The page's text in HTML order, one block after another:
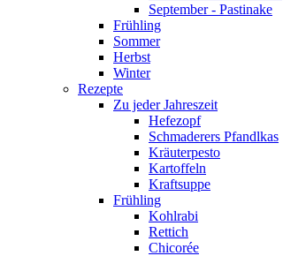
September - Pastinake
Frühling
Sommer
Herbst
Winter
Rezepte
Zu jeder Jahreszeit
Hefezopf
Schmaderers Pfandlkas
Kräuterpesto
Kartoffeln
Kraftsuppe
Frühling
Kohlrabi
Rettich
Chicorée